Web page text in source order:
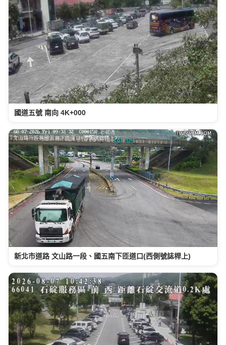
國道五號 南向 4K+000
新北市道路 文山路一段、國五南下匝道口(西側號誌桿上)